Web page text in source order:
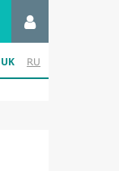
UK RU